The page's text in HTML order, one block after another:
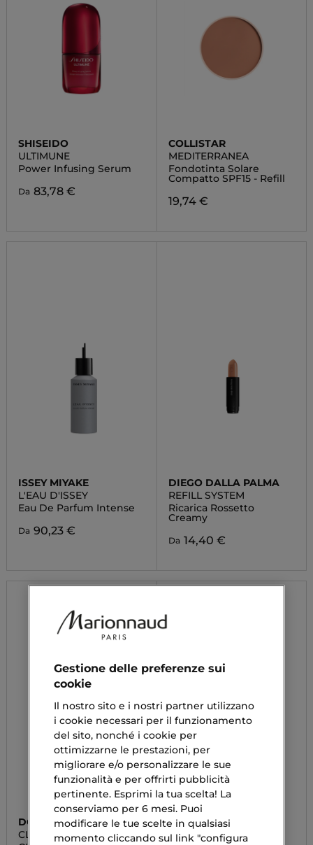
SHISEIDO
ULTIMUNE
Power Infusing Serum
Da 83,78 €
COLLISTAR
MEDITERRANEA
Fondotinta Solare
Compatto SPF15 - Refill
19,74 €
ISSEY MIYAKE
L'EAU D'ISSEY
Eau De Parfum Intense
Da 90,23 €
DIEGO DALLA PALMA
REFILL SYSTEM
Ricarica Rossetto
Creamy
Da 14,40 €
DOLCE&GABBANA
CLASSIC LOOK
MUGLER
ANGEL
Gestione delle preferenze sui
cookie
Il nostro sito e i nostri partner utilizzano
i cookie necessari per il funzionamento
del sito, nonché i cookie per
ottimizzarne le prestazioni, per
migliorare e/o personalizzare le sue
funzionalità e per offrirti pubblicità
pertinente. Esprimi la tua scelta! La
conserviamo per 6 mesi. Puoi
modificare le tue scelte in qualsiasi
momento cliccando sul link "configura